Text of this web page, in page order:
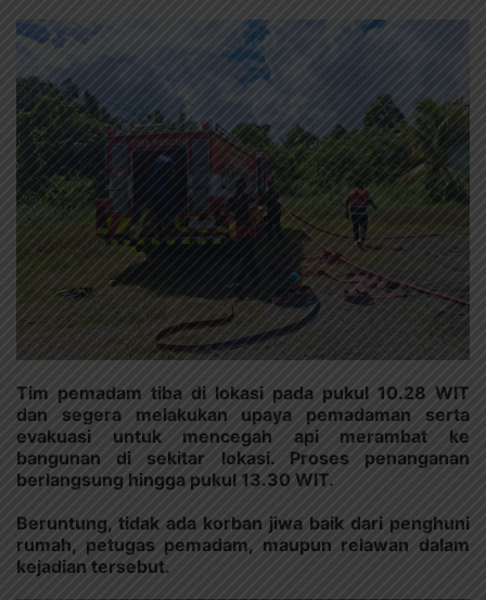
Tim pemadam tiba di lokasi pada pukul 10.28 WIT
dan segera melakukan upaya pemadaman serta
evakuasi untuk mencegah api merambat ke
bangunan di sekitar lokasi. Proses penanganan
berlangsung hingga pukul 13.30 WIT.
Beruntung, tidak ada korban jiwa baik dari penghuni
rumah, petugas pemadam, maupun relawan dalam
kejadian tersebut.